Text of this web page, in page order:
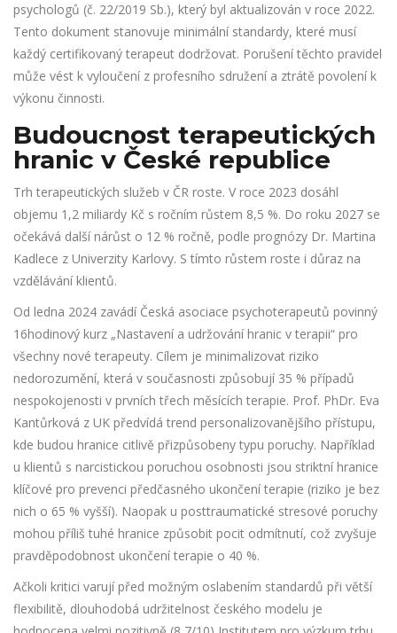
psychologů (č. 22/2019 Sb.), který byl aktualizován v roce 2022.
Tento dokument stanovuje minimální standardy, které musí
každý certifikovaný terapeut dodržovat. Porušení těchto pravidel
může vést k vyloučení z profesního sdružení a ztrátě povolení k
výkonu činnosti.
Budoucnost terapeutických
hranic v České republice
Trh terapeutických služeb v ČR roste. V roce 2023 dosáhl
objemu 1,2 miliardy Kč s ročním růstem 8,5 %. Do roku 2027 se
očekává další nárůst o 12 % ročně, podle prognózy Dr. Martina
Kadlece z Univerzity Karlovy. S tímto růstem roste i důraz na
vzdělávání klientů.
Od ledna 2024 zavádí Česká asociace psychoterapeutů povinný
16hodinový kurz „Nastavení a udržování hranic v terapii“ pro
všechny nové terapeuty. Cílem je minimalizovat riziko
nedorozumění, která v současnosti způsobují 35 % případů
nespokojenosti v prvních třech měsících terapie. Prof. PhDr. Eva
Kantůrková z UK předvídá trend personalizovanějšího přístupu,
kde budou hranice citlivě přizpůsobeny typu poruchy. Například
u klientů s narcistickou poruchou osobnosti jsou striktní hranice
klíčové pro prevenci předčasného ukončení terapie (riziko je bez
nich o 65 % vyšší). Naopak u posttraumatické stresové poruchy
mohou příliš tuhé hranice způsobit pocit odmítnutí, což zvyšuje
pravděpodobnost ukončení terapie o 40 %.
Ačkoli kritici varují před možným oslabením standardů při větší
flexibilitě, dlouhodobá udržitelnost českého modelu je